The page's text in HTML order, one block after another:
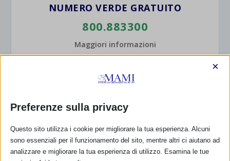
NUMERO VERDE GRATUITO
800.883300
Maggiori informazioni
RIMANI AGGIORNATO
... oppure inserisci i tuoi dati:
Nome:
Preferenze sulla privacy
×
Questo sito utilizza i cookie per migliorare la tua esperienza. Alcuni
sono essenziali per il funzionamento del sito, mentre altri ci aiutano ad
analizzare e migliorare la tua esperienza di utilizzo. Esamina le tue